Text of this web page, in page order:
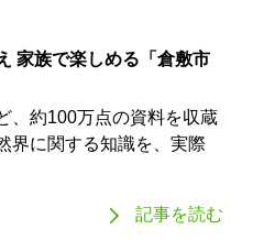
家族で楽しめる「倉敷市
、約100万点の資料を収蔵
界に関する知識を、実際
記事を読む